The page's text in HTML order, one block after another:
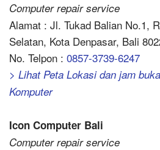
Computer repair service
Alamat : Jl. Tukad Balian No.1,
Selatan, Kota Denpasar, Bali
No. Telpon : 0857-3739-6247
> Lihat Peta Lokasi dan jam
Komputer
Icon Computer Bali
Computer repair service